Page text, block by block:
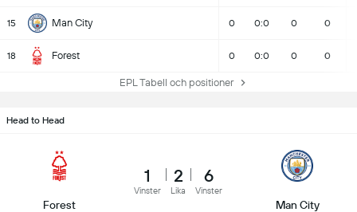
15 Man City 0 0:0 0 0
18 Forest 0 0:0 0 0
EPL Tabell och positioner
Head to Head
Forest
1
Vinster
2
Lika
6
Vinster
Man City